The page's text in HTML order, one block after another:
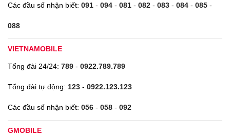
Các đầu số nhận biết: 091 - 094 - 081 - 082 - 083 - 084 - 085 -
088
VIETNAMOBILE
Tổng đài 24/24: 789 - 0922.789.789
Tổng đài tự động: 123 - 0922.123.123
Các đầu số nhận biết: 056 - 058 - 092
GMOBILE